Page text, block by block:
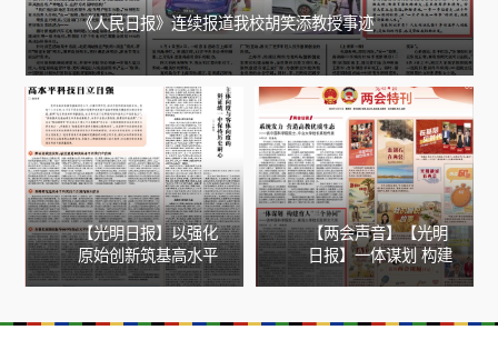
《人民日报》连续报道我校胡笑添教授事迹
【光明日报】以强化
原始创新筑基高水平
科技自立自强
【两会声音】【光明
日报】一体谋划 构建
育人“三个协同”——
南昌大学校长陈晔光